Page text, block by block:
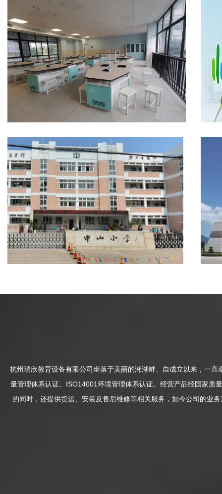
杭州瑞欣教育设备有限公司坐落于美丽的湘湖畔、自成立以来，一
量管理体系认证、ISO14001环境管理体系认证。经营产品经国家质
的同时，还提供货运、安装及售后维修等相关服务，如今公司的业